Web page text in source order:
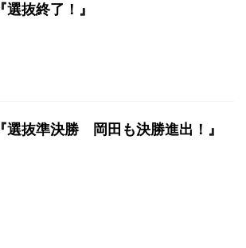
『選抜終了！』
『選抜準決勝 岡田も決勝進出！』